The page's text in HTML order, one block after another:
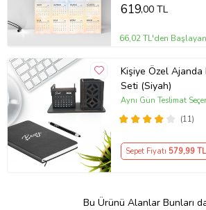
619,00 TL
66,02 TL'den
Kişiye Özel Ajanda
Seti (Siyah)
(11)
Aynı Gün Teslimat
Sepet Fiyatı 579,99 TL
Bu Ürünü Alanlar Bunları